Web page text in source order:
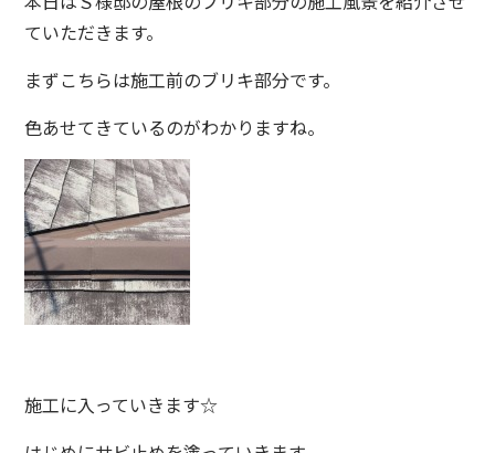
ていただきます。
まずこちらは施工前のブリキ部分です。
色あせてきているのがわかりますね。
施工に入っていきます☆